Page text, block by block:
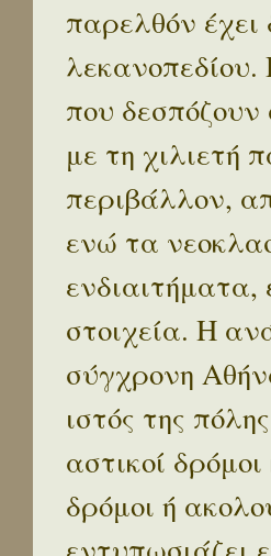
παρελθόν
που δεσπόζουν
με τη χιλιετή
περιβάλλον,
ενώ τα
στοιχεία. Η
σύγχρονη
ιστός της
αστικοί δρόμοι
δρόμοι ή